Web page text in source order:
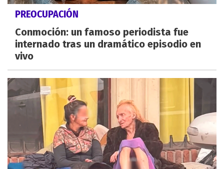
PREOCUPACIÓN
Conmoción: un famoso periodista fue
internado tras un dramático episodio en
vivo